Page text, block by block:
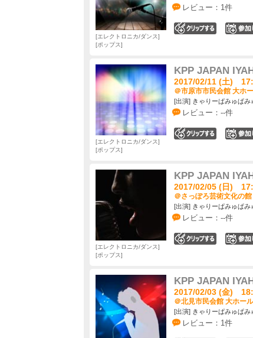
レビュー：1件
エレクトロニカ/ダンス
ポップス
KPP JAPAN
2017/02/11 (土)
＠市原市市民会館 大ホ
[出演] きゃりーぱみゅぱみ
レビュー：--件
エレクトロニカ/ダンス
ポップス
KPP JAPAN
2017/02/05 (日)
＠さっぽろ芸術文化の
[出演] きゃりーぱみゅぱみ
レビュー：--件
エレクトロニカ/ダンス
ポップス
KPP JAPAN
2017/02/03 (金)
＠北見市民会館 大ホー
[出演] きゃりーぱみゅぱみ
レビュー：1件